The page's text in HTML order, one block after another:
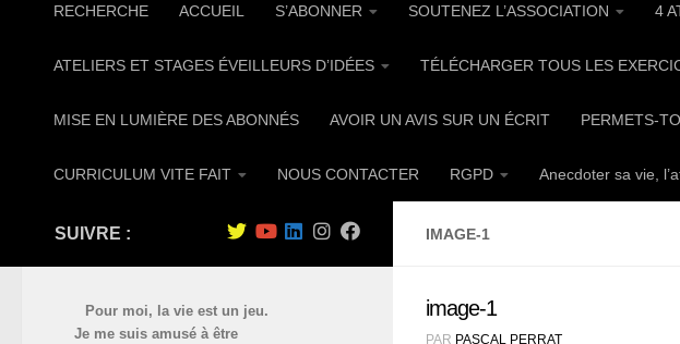
RECHERCHE ACCUEIL S’ABONNER SOUTENEZ L’ASSOCIATION 4
ATELIERS ET STAGES ÉVEILLEURS D’IDÉES TÉLÉCHARGER TOUS LES
MISE EN LUMIÈRE DES ABONNÉS AVOIR UN AVIS SUR UN ÉCRIT PERMETS-
CURRICULUM VITE FAIT NOUS CONTACTER RGPD Anecdoter sa vie,
IMAGE-1
image-1
PAR PASCAL PERRAT
SUIVRE :
Pour moi, la vie est un jeu.
Je me suis amusé à être